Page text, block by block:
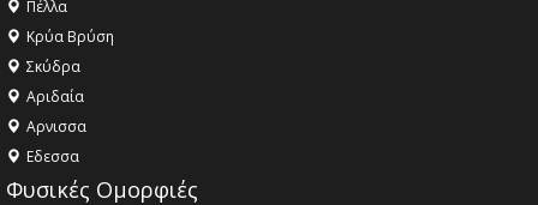
Πέλλα
Κρύα Βρύση
Σκύδρα
Αριδαία
Aρνισσα
Eδεσσα
Φυσικές Ομορφιές